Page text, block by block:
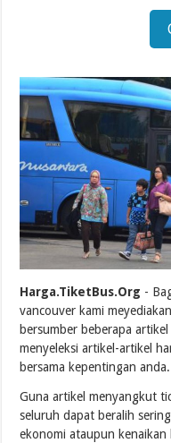
Harga.TiketBus.Org -
vancouver kami
bersumber beberapa
menyeleksi artikel-artikel
bersama kepentingan anda.
Guna artikel menyangkut
seluruh dapat beralih
ekonomi ataupun